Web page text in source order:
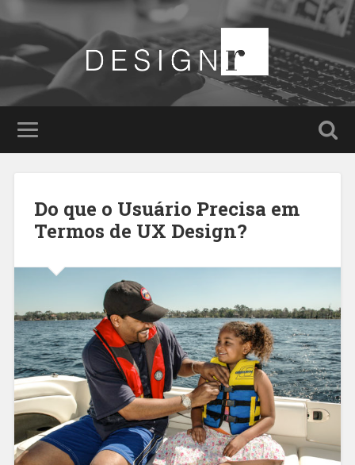
Do que o Usuário Precisa em
Termos de UX Design?